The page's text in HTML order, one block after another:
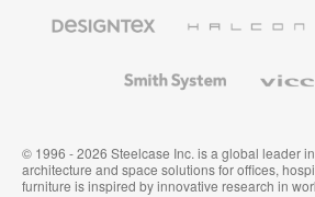
Textiles
System
© 1996 - 2026 Steelcase Inc. is a global leader
architecture and space solutions for offices,
furniture is inspired by innovative research in